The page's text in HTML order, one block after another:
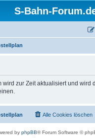
S-Bahn-
wird zur Zeit aktualisiert und wird
Alle Cookies löschen
by phpBB® Forum Software ©